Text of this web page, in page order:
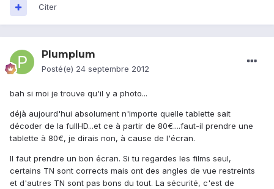
Citer
Plumplum
Posté(e) 24 septembre 2012
bah si moi je trouve qu'il y a photo...
déjà aujourd'hui absolument n'importe quelle tablette sait
décoder de la fullHD...et ce à partir de 80€....faut-il prendre une
tablette à 80€, je dirais non, à cause de l'écran.
Il faut prendre un bon écran. Si tu regardes les films seul,
certains TN sont corrects mais ont des angles de vue restreints
et d'autres TN sont pas bons du tout. La sécurité, c'est de